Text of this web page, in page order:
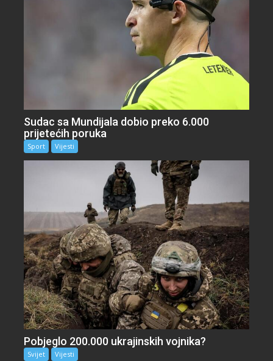
Sudac sa Mundijala dobio preko 6.000
prijetećih poruka
Sport Vijesti
Pobjeglo 200.000 ukrajinskih vojnika?
Svijet Vijesti